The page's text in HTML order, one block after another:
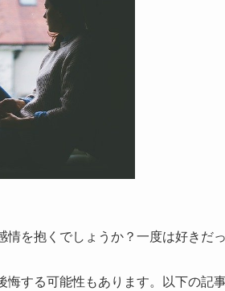
を抱くでしょうか？一度は好きだ
する可能性もあります。以下の記事